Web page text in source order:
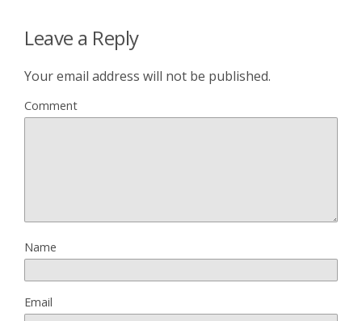
Leave a Reply
Your email address will not be published.
Comment
Name
Email